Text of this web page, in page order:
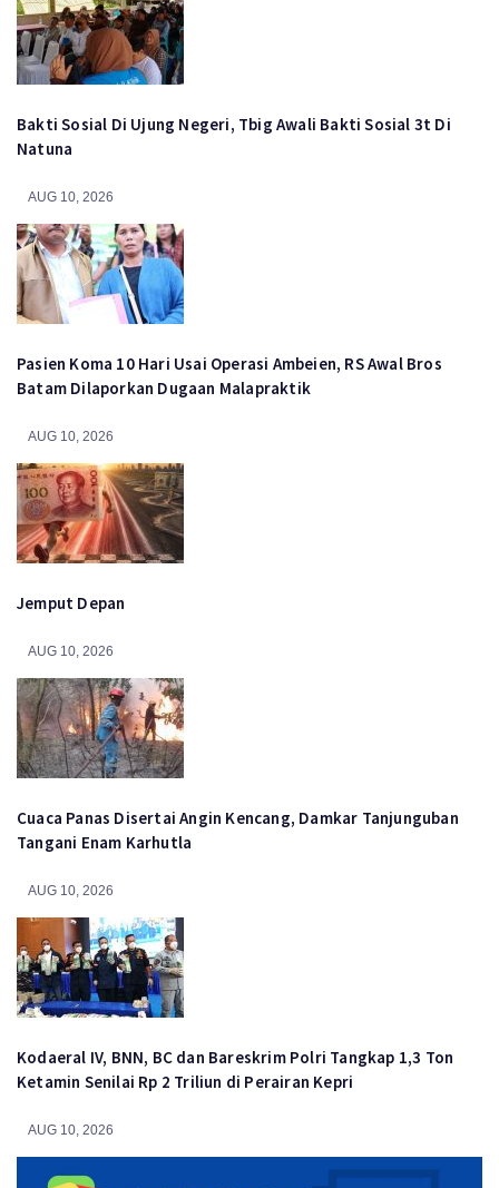
Bakti Sosial Di Ujung Negeri, Tbig Awali Bakti Sosial 3t Di
Natuna
AUG 10, 2026
Pasien Koma 10 Hari Usai Operasi Ambeien, RS Awal Bros
Batam Dilaporkan Dugaan Malapraktik
AUG 10, 2026
Jemput Depan
AUG 10, 2026
Cuaca Panas Disertai Angin Kencang, Damkar Tanjunguban
Tangani Enam Karhutla
AUG 10, 2026
Kodaeral IV, BNN, BC dan Bareskrim Polri Tangkap 1,3 Ton
Ketamin Senilai Rp 2 Triliun di Perairan Kepri
AUG 10, 2026